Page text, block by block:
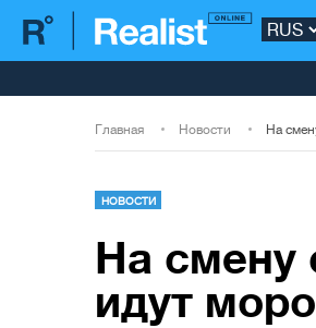
Главная Новости На
НОВОСТИ
На смену
идут